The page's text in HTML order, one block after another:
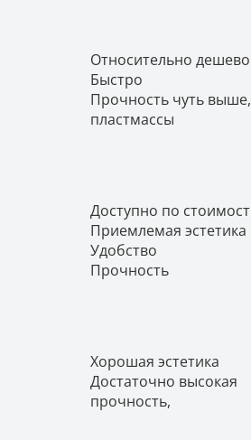
Относительно дешево
Быстро
Прочность чуть
пластмассы
Доступно по
Приемлемая эстетика
Удобство
Прочность
Хорошая эстетика
Достаточно высокая
прочность,